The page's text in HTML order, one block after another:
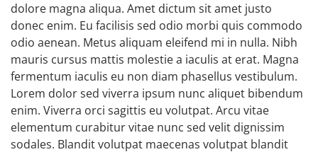
dolore magna aliqua. Amet dictum sit amet justo
donec enim. Eu facilisis sed odio morbi quis commodo
odio aenean. Metus aliquam eleifend mi in nulla. Nibh
mauris cursus mattis molestie a iaculis at erat. Magna
fermentum iaculis eu non diam phasellus vestibulum.
Lorem dolor sed viverra ipsum nunc aliquet bibendum
enim. Viverra orci sagittis eu volutpat. Arcu vitae
elementum curabitur vitae nunc sed velit dignissim
sodales. Blandit volutpat maecenas volutpat blandit